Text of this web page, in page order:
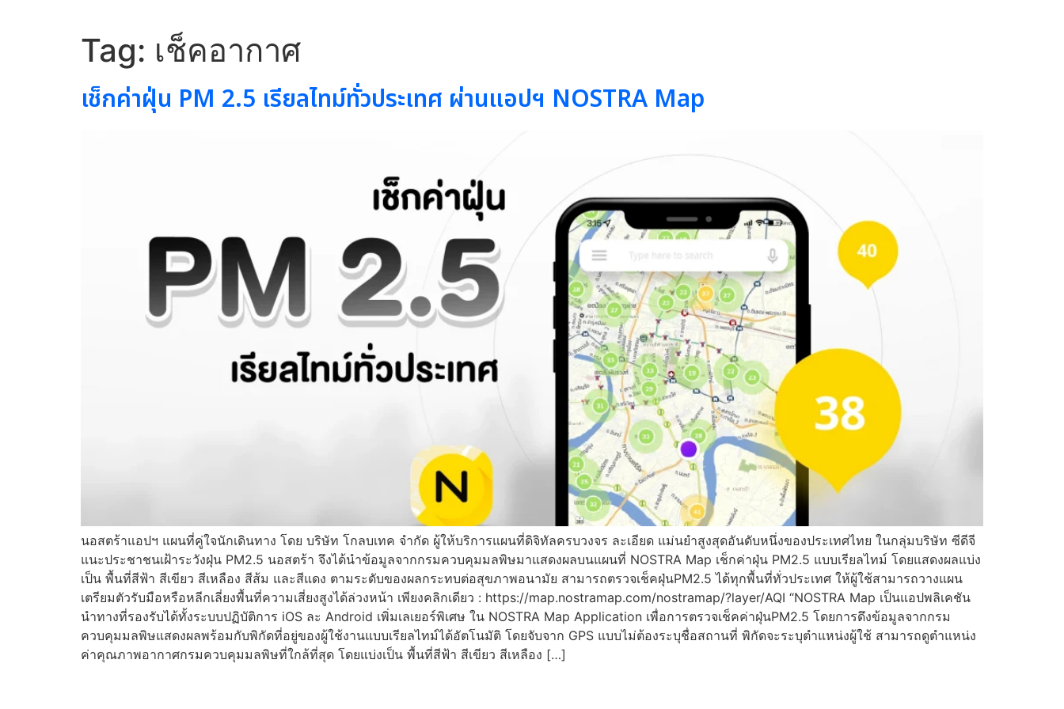
Tag: เช็คอากาศ
เช็กค่าฝุ่น PM 2.5 เรียลไทม์ทั่วประเทศ ผ่านแอปฯ NOSTRA Map
นอสตร้าแอปฯ แผนที่คู่ใจนักเดินทาง โดย บริษัท โกลบเทค จำกัด ผู้ให้บริการแผนที่ดิจิทัลครบวงจร ละเอียด แม่นยำสูงสุดอันดับหนึ่งของประเทศไทย ในกลุ่มบริษัท ซีดีจี
แนะประชาชนเฝ้าระวังฝุ่น PM2.5 นอสตร้า จึงได้นำข้อมูลจากกรมควบคุมมลพิษมาแสดงผลบนแผนที่ NOSTRA Map เช็กค่าฝุ่น PM2.5 แบบเรียลไทม์ โดยแสดงผลแบ่ง
เป็น พื้นที่สีฟ้า สีเขียว สีเหลือง สีส้ม และสีแดง ตามระดับของผลกระทบต่อสุขภาพอนามัย สามารถตรวจเช็คฝุ่นPM2.5 ได้ทุกพื้นที่ทั่วประเทศ ให้ผู้ใช้สามารถวางแผน
เตรียมตัวรับมือหรือหลีกเลี่ยงพื้นที่ความเสี่ยงสูงได้ล่วงหน้า เพียงคลิกเดียว : https://map.nostramap.com/nostramap/?layer/AQI “NOSTRA Map เป็นแอปพลิเคชัน
นำทางที่รองรับได้ทั้งระบบปฏิบัติการ iOS ละ Android เพิ่มเลเยอร์พิเศษ ใน NOSTRA Map Application เพื่อการตรวจเช็คค่าฝุ่นPM2.5 โดยการดึงข้อมูลจากกรม
ควบคุมมลพิษแสดงผลพร้อมกับพิกัดที่อยู่ของผู้ใช้งานแบบเรียลไทม์ได้อัตโนมัติ โดยจับจาก GPS แบบไม่ต้องระบุชื่อสถานที่ พิกัดจะระบุตำแหน่งผู้ใช้ สามารถดูตำแหน่ง
ค่าคุณภาพอากาศกรมควบคุมมลพิษที่ใกล้ที่สุด โดยแบ่งเป็น พื้นที่สีฟ้า สีเขียว สีเหลือง […]